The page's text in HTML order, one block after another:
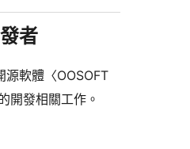
者
源軟體〈OOSOFT
開發相關工作。